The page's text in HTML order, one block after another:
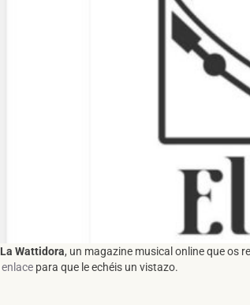
La Wattidora, un magazine musical online que os
enlace para que le echéis un vistazo.